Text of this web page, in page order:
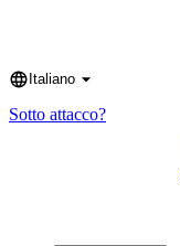
Language
Italiano
Sotto attacco?